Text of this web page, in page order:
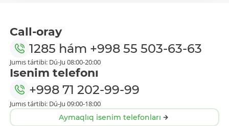
Call-oray
1285 hám +998 55 503-63-63
Jumıs tártibi: Dú-Ju 08:00-20:00
Isenim telefonı
+998 71 202-99-99
Jumıs tártibi: Dú-Ju 09:00-18:00
Aymaqlıq isenim telefonları